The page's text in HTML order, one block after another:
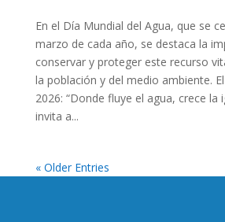
En el Día Mundial del Agua, que se
marzo de cada año, se destaca la
conservar y proteger este recurso
la población y del medio ambiente.
2026: “Donde fluye el agua, crece la
invita a...
« Older Entries